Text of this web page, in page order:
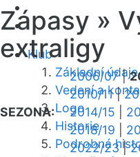
Klub
Základní údaje
Vedení a
Logo
Historie
Podrobná
Zápasy »
extraligy
SEZONA:
2006/07|
2010/11|
2014/15
2018/19
2022/23|